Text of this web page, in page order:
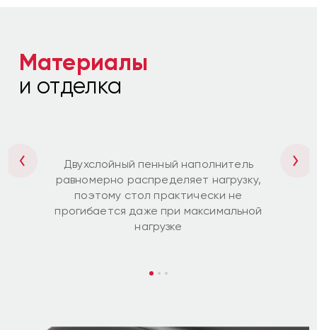
Материалы
и отделка
Двухслойный пенный наполнитель
равномерно распределяет нагрузку,
поэтому стол практически не
прогибается даже при максимальной
нагрузке
Previous Next